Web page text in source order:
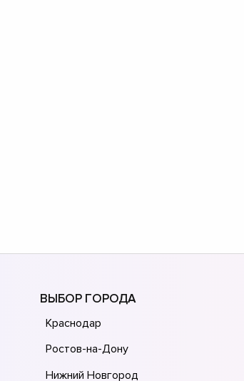
ВЫБОР ГОРОДА
Краснодар
Ростов-на-Дону
Нижний Новгород